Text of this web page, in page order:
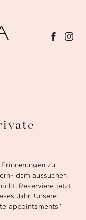
zu
dem aussuchen
Reserviere jetzt
Jahr. Unsere
appointsments"